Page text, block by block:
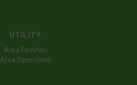
UTILITY
Area Fornitori
Area Dipendenti